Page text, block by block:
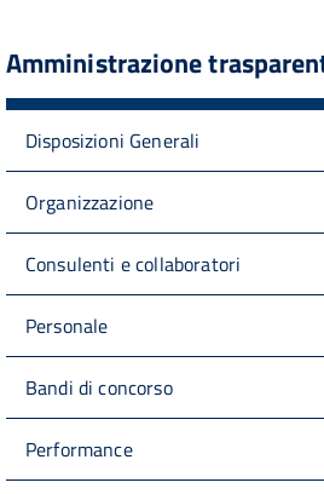
Amministrazione
Disposizioni Generali
Organizzazione
Consulenti e collaboratori
Personale
Bandi di concorso
Performance